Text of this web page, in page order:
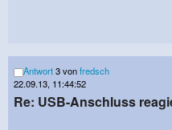
Antwort3 vonfredsch
22.09.13, 11:44:52
Re: USB-Anschluss